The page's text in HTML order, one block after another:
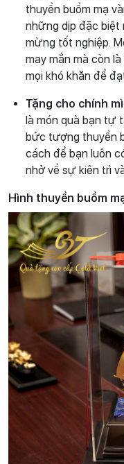
thuyền buồm mạ
những dịp đặc biệt
mừng tốt nghiệp.
may mắn mà còn
mọi khó khăn để
Tặng cho chính
là món quà bạn tự
bức tượng thuyền
cách để bạn luôn
nhở về sự kiên trì
Hình thuyền buồm